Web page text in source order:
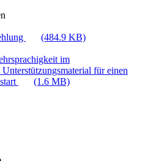
(484.9 KB)
im
für einen
(1.6 MB)